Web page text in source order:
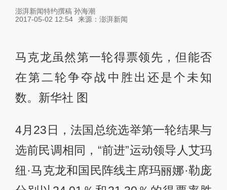
澎湃新闻特约撰稿 孙海潮
2017-05-02 12:54
来源： 澎湃新闻
马克龙虽然第一轮得票领先，但能否
在第二轮争夺战中胜出还是个未知
数。新华社 图
4月23日，法国总统选举第一轮结果与
选前民调相同，“前进”运动领导人艾玛
纽·马克龙和国民阵线主席玛丽娜·勒庞